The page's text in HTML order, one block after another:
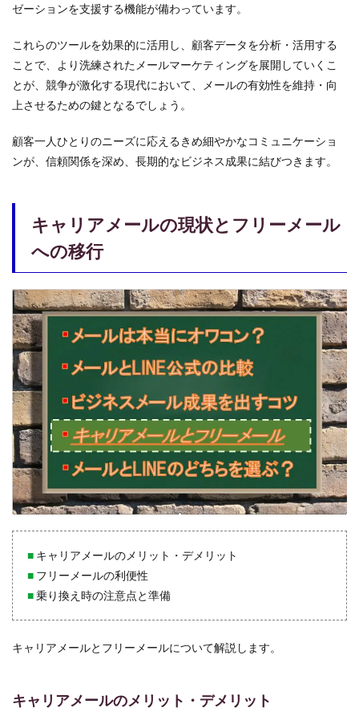
ゼーションを支援する機能が備わっています。
これらのツールを効果的に活用し、顧客データを分析・活用する
ことで、より洗練されたメールマーケティングを展開していくこ
とが、競争が激化する現代において、メールの有効性を維持・向
上させるための鍵となるでしょう。
顧客一人ひとりのニーズに応えるきめ細やかなコミュニケーショ
ンが、信頼関係を深め、長期的なビジネス成果に結びつきます。
キャリアメールの現状とフリーメール
への移行
■キャリアメールのメリット・デメリット
■フリーメールの利便性
■乗り換え時の注意点と準備
キャリアメールとフリーメールについて解説します。
キャリアメールのメリット・デメリット